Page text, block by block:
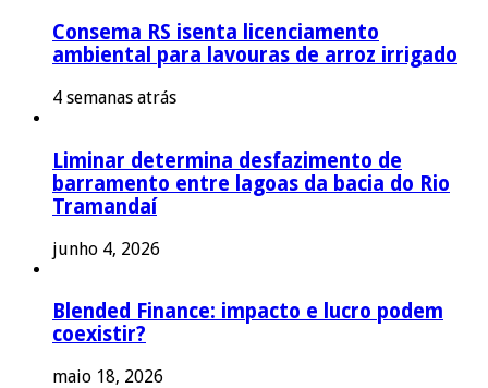
Consema RS isenta licenciamento
ambiental para lavouras de arroz irrigado
4 semanas atrás
Liminar determina desfazimento de
barramento entre lagoas da bacia do Rio
Tramandaí
junho 4, 2026
Blended Finance: impacto e lucro podem
coexistir?
maio 18, 2026